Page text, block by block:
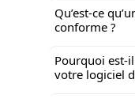
Qu’est-ce
conforme ?
Pourquoi est-
votre logiciel